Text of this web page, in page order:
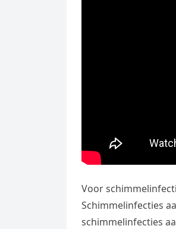
Voor
Schimmelinfecties
schimmelinfecties